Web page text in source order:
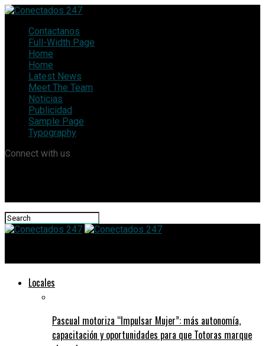
Contactanos
Full-Width Page
Home
Home
Latest News
Meet The Team
Noticias
Publicidad
Sample Page
Typography
Connect with us
Locales
Pascual motoriza “Impulsar Mujer”: más autonomía,
capacitación y oportunidades para que Totoras marque